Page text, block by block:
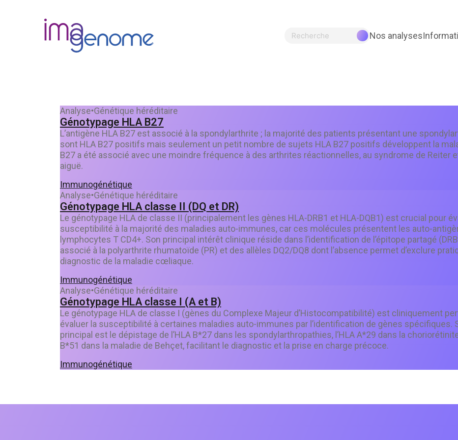
Recherche Nos analyses
Analyse•Génétique héréditaire
Génotypage HLA B27
L’antigène HLA B27 est associé à la spondylarthrite ; la majorité des patients présentant une
sont HLA B27 positifs mais seulement un petit nombre de sujets HLA B27 positifs développent la
B27 a été associé avec une moindre fréquence à des arthrites réactionnelles, au syndrome de Reiter
aiguë.
Immunogénétique
Analyse•Génétique héréditaire
Génotypage HLA classe II (DQ et DR)
Le génotypage HLA de classe II (principalement les gènes HLA-DRB1 et HLA-DQB1) est crucial pour
susceptibilité à la majorité des maladies auto-immunes, car ces molécules présentent les auto-
lymphocytes T CD4+. Son principal intérêt clinique réside dans l’identification de l’épitope partagé
associé à la polyarthrite rhumatoïde (PR) et des allèles DQ2/DQ8 dont l’absence permet d’exclure
diagnostic de la maladie cœliaque.
Immunogénétique
Analyse•Génétique héréditaire
Génotypage HLA classe I (A et B)
Le génotypage HLA de classe I (gènes du Complexe Majeur d’Histocompatibilité) est cliniquement
évaluer la susceptibilité à certaines maladies auto-immunes par l’identification de gènes spécifiques.
principal est le dépistage de l’HLA B*27 dans les spondylarthropathies, l’HLA A*29 dans la
B*51 dans la maladie de Behçet, facilitant le diagnostic et la prise en charge précoce.
Immunogénétique